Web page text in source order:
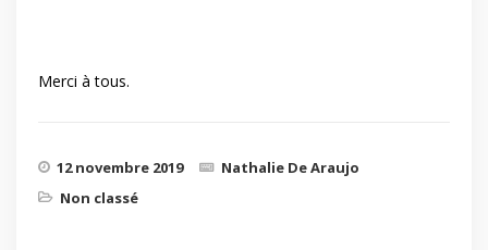
Merci à tous.
12 novembre 2019
Nathalie De Araujo
Non classé